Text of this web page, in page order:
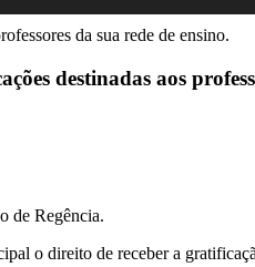
destinadas aos
de Regência.
o direito de receber a